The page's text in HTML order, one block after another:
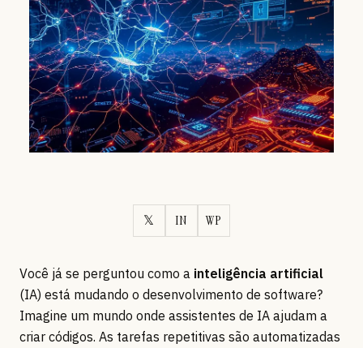
𝕏 IN WP
Você já se perguntou como a inteligência artificial
(IA) está mudando o desenvolvimento de software?
Imagine um mundo onde assistentes de IA ajudam a
criar códigos. As tarefas repetitivas são automatizadas